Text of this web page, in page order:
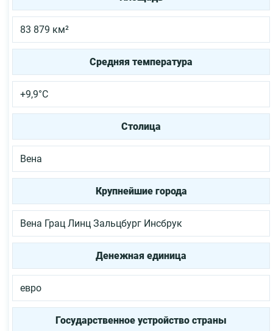
83 879 км²
Средняя температура
+9,9°C
Столица
Вена
Крупнейшие города
Вена Грац Линц Зальцбург Инсбрук
Денежная единица
евро
Государственное устройство страны